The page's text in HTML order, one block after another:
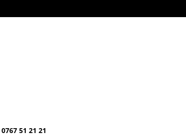
0767 51 21 21